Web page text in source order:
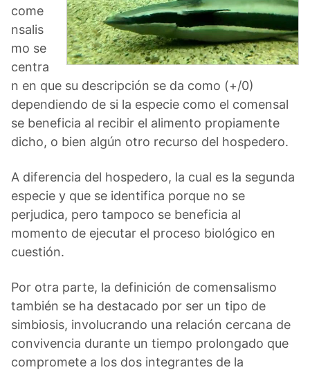
come
nsalis
mo se
centra
n en que su descripción se da como (+/0)
dependiendo de si la especie como el comensal
se beneficia al recibir el alimento propiamente
dicho, o bien algún otro recurso del hospedero.
A diferencia del hospedero, la cual es la segunda
especie y que se identifica porque no se
perjudica, pero tampoco se beneficia al
momento de ejecutar el proceso biológico en
cuestión.
Por otra parte, la definición de comensalismo
también se ha destacado por ser un tipo de
simbiosis, involucrando una relación cercana de
convivencia durante un tiempo prolongado que
compromete a los dos integrantes de la